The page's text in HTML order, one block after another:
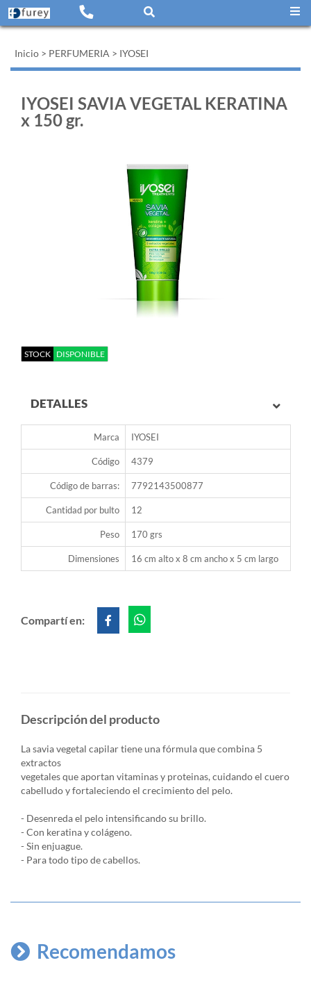
Inicio > PERFUMERIA > IYOSEI
IYOSEI SAVIA VEGETAL KERATINA
x 150 gr.
STOCK DISPONIBLE
DETALLES
Marca IYOSEI
Código 4379
Código de barras: 7792143500877
Cantidad por bulto 12
Peso 170 grs
Dimensiones 16 cm alto x 8 cm ancho x 5 cm largo
Compartí en:
Descripción del producto
La savia vegetal capilar tiene una fórmula que combina 5
extractos
vegetales que aportan vitaminas y proteinas, cuidando el cuero
cabelludo y fortaleciendo el crecimiento del pelo.
- Desenreda el pelo intensificando su brillo.
- Con keratina y colágeno.
- Sin enjuague.
- Para todo tipo de cabellos.
Recomendamos